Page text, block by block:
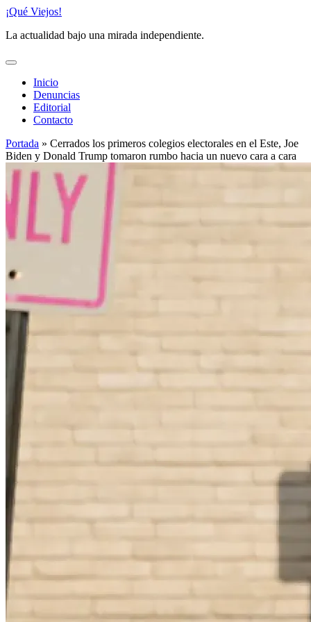
Saltar
contenido
¡Qué Viejos!
La actualidad bajo una mirada independiente.
Inicio
Denuncias
Editorial
Contacto
Portada » Cerrados los primeros colegios electorales en el Este, Joe
Biden y Donald Trump tomaron rumbo hacia un nuevo cara a cara